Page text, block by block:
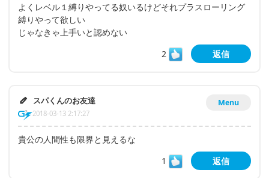
よくレベル１縛りやってる奴いるけどそれプラスローリング
縛りやって欲しい
じゃなきゃ上手いと認めない
2
返信
Menu
スパくんのお友達
2018-03-13 2:17:27
貴公の人間性も限界と見えるな
1
返信